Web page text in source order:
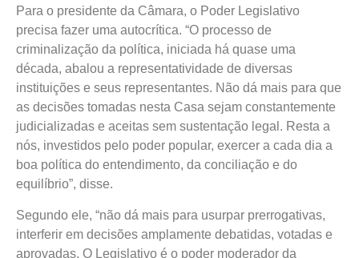
Para o presidente da Câmara, o Poder Legislativo
precisa fazer uma autocrítica. “O processo de
criminalização da política, iniciada há quase uma
década, abalou a representatividade de diversas
instituições e seus representantes. Não dá mais para que
as decisões tomadas nesta Casa sejam constantemente
judicializadas e aceitas sem sustentação legal. Resta a
nós, investidos pelo poder popular, exercer a cada dia a
boa política do entendimento, da conciliação e do
equilíbrio”, disse.
Segundo ele, “não dá mais para usurpar prerrogativas,
interferir em decisões amplamente debatidas, votadas e
aprovadas. O Legislativo é o poder moderador da